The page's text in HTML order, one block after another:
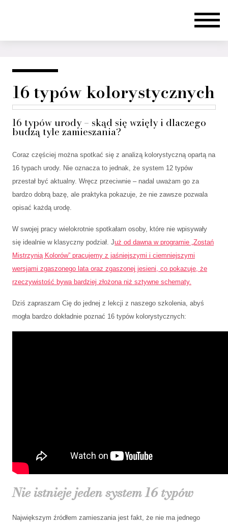
16 typów kolorystycznych
16 typów urody – skąd się wzięły i dlaczego
budzą tyle zamieszania?
Coraz częściej można spotkać się z analizą kolorystyczną opartą na
16 typach urody. Nie oznacza to jednak, że system 12 typów
przestał być aktualny. Wręcz przeciwnie – nadal uważam go za
bardzo dobrą bazę, ale praktyka pokazuje, że nie zawsze pozwala
opisać każdą urodę.
W swojej pracy wielokrotnie spotkałam osoby, które nie wpisywały
się idealnie w klasyczny podział. Już od dawna w programie „Zostań
Mistrzynią Kolorów” pracujemy z jaśniejszymi i ciemniejszymi
wersjami zgaszonego lata oraz zgaszonej jesieni, co pokazuje, że
rzeczywistość bywa bardziej złożona niż sztywne schematy.
Dziś zapraszam Cię do jednej z lekcji z naszego szkolenia, abyś
mogła bardzo dokładnie poznać 16 typów kolorystycznych:
Nie istnieje jeden system 16 typów
Największym źródłem zamieszania jest fakt, że nie ma jednego